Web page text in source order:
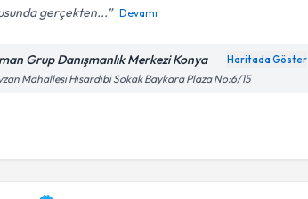
gerçekten...
Devamı
Grup Danışmanlık Merkezi Konya Haritada Göster
Mahallesi Hisardibi Sokak Baykara Plaza No:6/15